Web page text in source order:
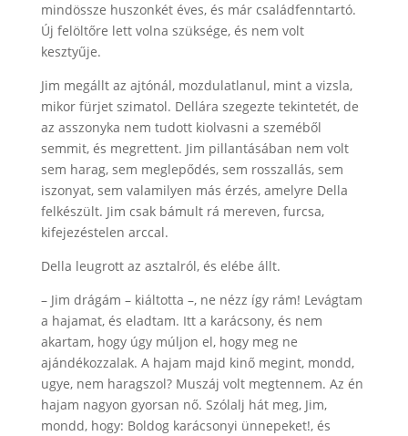
mindössze huszonkét éves, és már családfenntartó.
Új felöltőre lett volna szüksége, és nem volt
kesztyűje.
Jim megállt az ajtónál, mozdulatlanul, mint a vizsla,
mikor fürjet szimatol. Dellára szegezte tekintetét, de
az asszonyka nem tudott kiolvasni a szeméből
semmit, és megrettent. Jim pillantásában nem volt
sem harag, sem meglepődés, sem rosszallás, sem
iszonyat, sem valamilyen más érzés, amelyre Della
felkészült. Jim csak bámult rá mereven, furcsa,
kifejezéstelen arccal.
Della leugrott az asztalról, és elébe állt.
– Jim drágám – kiáltotta –, ne nézz így rám! Levágtam
a hajamat, és eladtam. Itt a karácsony, és nem
akartam, hogy úgy múljon el, hogy meg ne
ajándékozzalak. A hajam majd kinő megint, mondd,
ugye, nem haragszol? Muszáj volt megtennem. Az én
hajam nagyon gyorsan nő. Szólalj hát meg, Jim,
mondd, hogy: Boldog karácsonyi ünnepeket!, és